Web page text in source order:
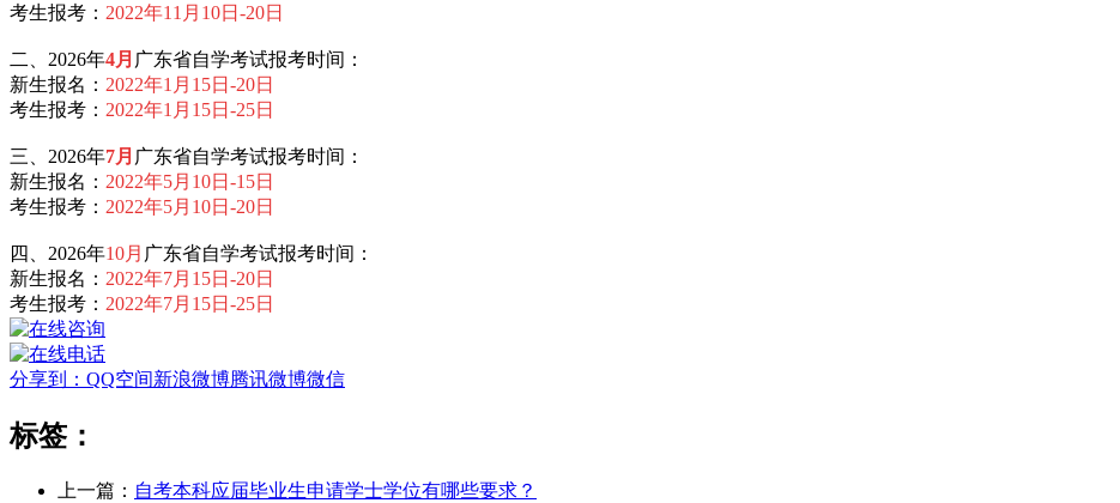
考生报考： 2022年11月10日-20日
二、2026年4月 广东省自学考试报考时间：
新生报名： 2022年1月15日-20日
考生报考： 2022年1月15日-25日
三、2026年7月 广东省自学考试报考时间：
新生报名： 2022年5月10日-15日
考生报考： 2022年5月10日-20日
四、2026年10月 广东省自学考试报考时间：
新生报名： 2022年7月15日-20日
考生报考： 2022年7月15日-25日
分享到： QQ空间新浪微博腾讯微博微信
标签：
上一篇： 自考本科应届毕业生申请学士学位有哪些要求？